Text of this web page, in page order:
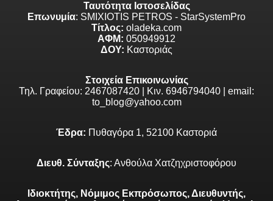
Ταυτότητα Ιστοσελίδας
Επωνυμία: SMIXIOTIS PETROS - StarSystemPro
Τίτλος: oladeka.com
ΑΦΜ: 050949912
ΔΟΥ: Καστοριάς
Στοιχεία Επικοινωνίας
Τηλ. Γραφείου: 2467087420 | Κιν. 6946794040 | email:
to_blog@yahoo.com
Έδρα: Πυθαγόρα 1, 52100 Καστοριά
Διευθ. Σύνταξης: Ανθούλα Χατζηχριστοφόρου
Ιδιοκτήτης, Νόμιμος Εκπρόσωπος, Διευθυντής,